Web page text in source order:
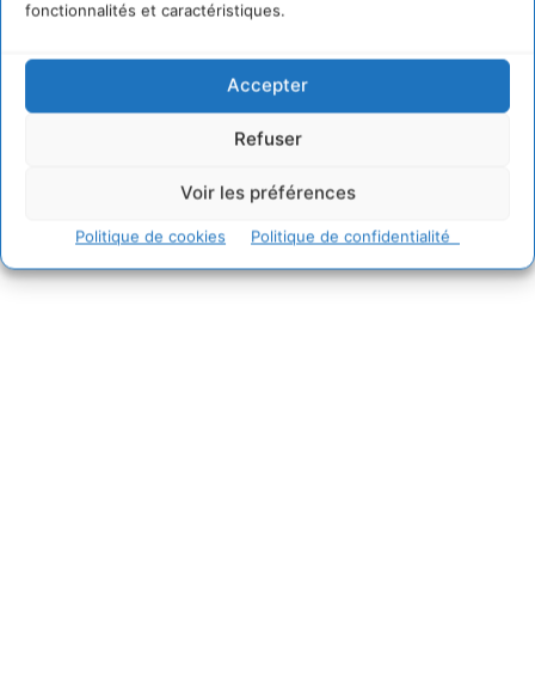
fonctionnalités et caractéristiques.
Accepter
Refuser
Voir les préférences
Politique de cookies Politique de confidentialité